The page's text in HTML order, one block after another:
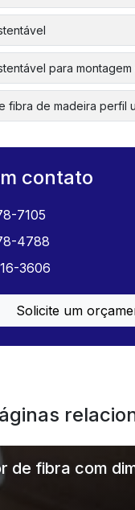
para
fibra de madeira perfil u
contato
7105
4788
3606
Solicite um
de fibra com